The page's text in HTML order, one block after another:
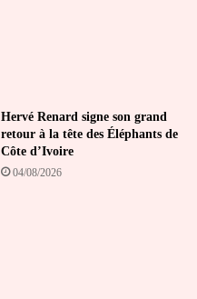
Hervé Renard signe son grand
retour à la tête des Éléphants de
Côte d’Ivoire
04/08/2026